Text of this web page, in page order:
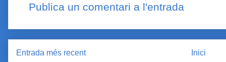
Publica un comentari a l'entrada
Entrada més recent Inici